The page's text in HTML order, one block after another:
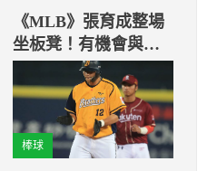
《MLB》張育成整場
坐板凳！有機會與老
棒球